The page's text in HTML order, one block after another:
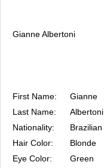
Gianne Albertoni
First Name:
Gianne
Last Name:
Albertoni
Nationality:
Brazilian
Hair Color:
Blonde
Eye Color:
Green